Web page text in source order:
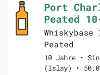
Port
Peated
Whiskybase
Peated
10 Jahre •
(Islay) •